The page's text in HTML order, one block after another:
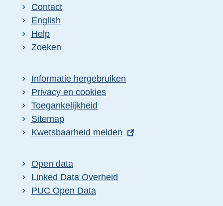
Contact
English
Help
Zoeken
Informatie hergebruiken
Privacy en cookies
Toegankelijkheid
Sitemap
E
t
e
r
Kwetsbaarheid melden
Open data
Linked Data Overheid
PUC Open Data